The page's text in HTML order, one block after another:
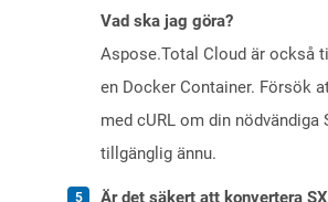
Vad ska jag göra?
Aspose.Total Cloud är också
en Docker Container. Försök
med cURL om din nödvändiga
tillgänglig ännu.
Är det säkert att konvertera